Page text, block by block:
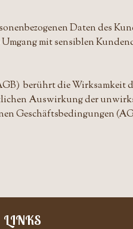
Daten des
mit sensiblen
berührt die Wirksamkeit
Auswirkung der
Geschäftsbedingungen
LINKS